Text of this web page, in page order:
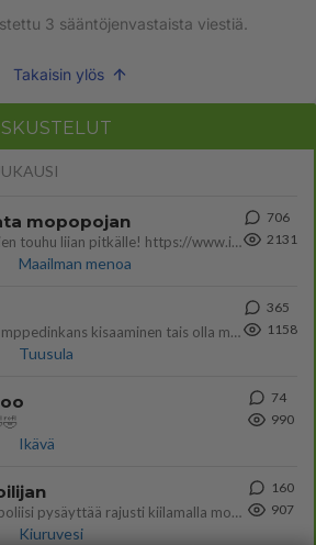
3 sääntöjenvastaista viestiä.
Takaisin ylös
mopopojan
Nyt menee kissalan poikien touhu liian pitkälle! https://www.is.fi/kotimaa/art-2000012193221.html Karu video mopomiiti
Maailman menoa
706
2131
Menikös öoliisilta yli tuo mppedinkans kisaaminen tais olla melkoinen riski vahigoittaa tarpeettomasti jopa kuolla tuoss
Tuusula
365
1158
Ikävä
74
990
Ylellä leviää video jossa poliisi pysäyttää rajusti kiilamalla mopo pojan. Toivottavasti poliisi ottaa tuosta mallia myö
Kiuruvesi
160
907